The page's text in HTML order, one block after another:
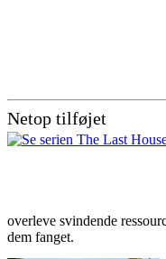
Netop tilføjet
overleve svindende
dem fanget.